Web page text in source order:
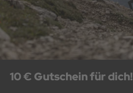
10 € Gutschein für dich!